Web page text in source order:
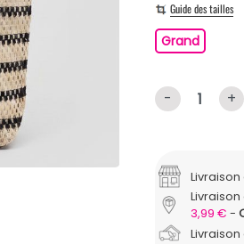
Guide des tailles
GrandGrand
- +
3,99 €